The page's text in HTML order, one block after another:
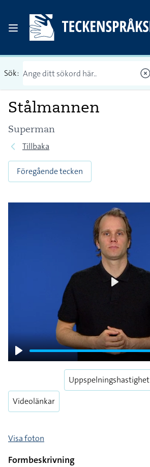
Sök:
Stålmannen
Superman
Tillbaka
Föregående tecken
Play
Videolänkar
Uppspelningshastighet
Visa foton
Formbeskrivning